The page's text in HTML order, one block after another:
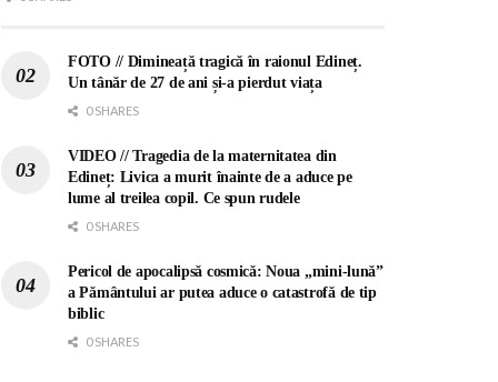
FOTO // Dimineață tragică în raionul Edineț.
Un tânăr de 27 de ani și-a pierdut viața
0 SHARES
VIDEO // Tragedia de la maternitatea din
Edineț: Livica a murit înainte de a aduce pe
lume al treilea copil. Ce spun rudele
0 SHARES
Pericol de apocalipsă cosmică: Noua „mini-lună”
a Pământului ar putea aduce o catastrofă de tip
biblic
0 SHARES